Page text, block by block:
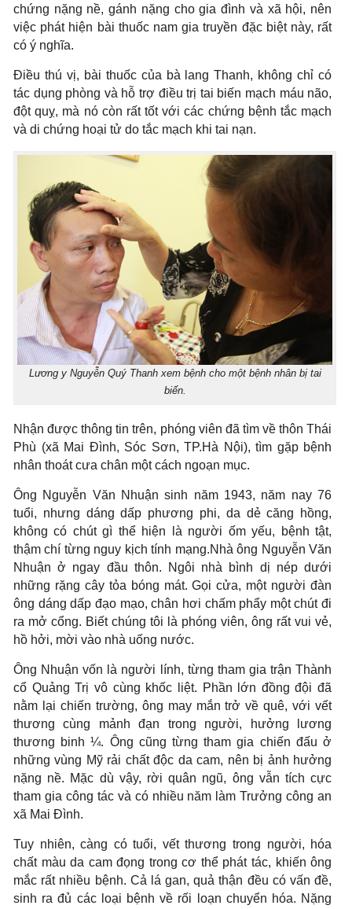
chứng nặng nề, gánh nặng cho gia đình và xã hội, nên
việc phát hiện bài thuốc nam gia truyền đặc biệt này, rất
có ý nghĩa.
Điều thú vị, bài thuốc của bà lang Thanh, không chỉ có
tác dụng phòng và hỗ trợ điều trị tai biến mạch máu não,
đột quỵ, mà nó còn rất tốt với các chứng bệnh tắc mạch
và di chứng hoại tử do tắc mạch khi tai nạn.
Lương y Nguyễn Quý Thanh xem bệnh cho một bệnh nhân bị tai
biến.
Nhận được thông tin trên, phóng viên đã tìm về thôn Thái
Phù (xã Mai Đình, Sóc Sơn, TP.Hà Nội), tìm gặp bệnh
nhân thoát cưa chân một cách ngoạn mục.
Ông Nguyễn Văn Nhuận sinh năm 1943, năm nay 76
tuổi, nhưng dáng dấp phương phi, da dẻ căng hồng,
không có chút gì thể hiện là người ốm yếu, bệnh tật,
thậm chí từng nguy kịch tính mạng.Nhà ông Nguyễn Văn
Nhuận ở ngay đầu thôn. Ngôi nhà bình dị nép dưới
những rặng cây tỏa bóng mát. Gọi cửa, một người đàn
ông dáng dấp đạo mạo, chân hơi chấm phẩy một chút đi
ra mở cổng. Biết chúng tôi là phóng viên, ông rất vui vẻ,
hồ hởi, mời vào nhà uống nước.
Ông Nhuận vốn là người lính, từng tham gia trận Thành
cổ Quảng Trị vô cùng khốc liệt. Phần lớn đồng đội đã
nằm lại chiến trường, ông may mắn trở về quê, với vết
thương cùng mảnh đạn trong người, hưởng lương
thương binh ¼. Ông cũng từng tham gia chiến đấu ở
những vùng Mỹ rải chất độc da cam, nên bị ảnh hưởng
nặng nề. Mặc dù vậy, rời quân ngũ, ông vẫn tích cực
tham gia công tác và có nhiều năm làm Trưởng công an
xã Mai Đình.
Tuy nhiên, càng có tuổi, vết thương trong người, hóa
chất màu da cam đọng trong cơ thể phát tác, khiến ông
mắc rất nhiều bệnh. Cả lá gan, quả thận đều có vấn đề,
sinh ra đủ các loại bệnh về rối loạn chuyển hóa. Nặng